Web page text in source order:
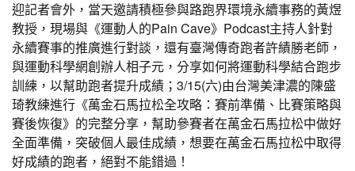
迎記者會外，當天邀請積極參與路跑界環境永續事務的黃煜
教授，現場與《運動人的Pain Cave》Podcast主持人針對
永續賽事的推廣進行對談，還有臺灣傳奇跑者許績勝老師，
與運動科學網創辦人相子元，分享如何將運動科學結合跑步
訓練，以幫助跑者提升成績；3/15(六)由台灣美津濃的陳盛
琦教練進行《萬金石馬拉松全攻略：賽前準備、比賽策略與
賽後恢復》的完整分享，幫助參賽者在萬金石馬拉松中做好
全面準備，突破個人最佳成績，想要在萬金石馬拉松中取得
好成績的跑者，絕對不能錯過！